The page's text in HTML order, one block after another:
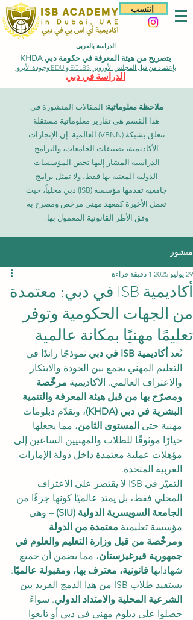
إنتسب
الدراسة بالعربي
بتصريح من هيئة المعرفة في حكومة دبي KHDA
بإعتماد من قبل المجلس الأوروبي ECLBS و EDU وجودة الأيزو
الدراسة في دبي
ملاحظة معلوماتية: المقالات المنشورة في
هذا القسم هي تقارير معلوماتية مستقلة
تتعلق بشبكة (VBNN) العالمية. إن الإنجازات
الأكاديمية، تصنيفات الجامعات، والبرامج
الدراسية المشار إليها تخص المؤسسات
الدولية المعنية بها فقط، ولا تمثل برامج
جامعية تقدمها مؤسسة (ISB) دبي محلياً، حيث
تعمل الأخيرة كمعهد مهني مرخص ومصرح به
وفق الأطر القانونية المعمول بها.
منشور
أكاديمية ISB في دبي: معتمدة
من الجهات الحكومية وتوفر
تعليمًا مهنيًا بمكانة عالمية
29 يوليو 2025 1 دقيقة قراءة
تُعد أكاديمية ISB في دبي
نموذجًا رائدًا في
التعليم المهني يجمع بين الجودة والابتكار
والاعتراف العالمي. الأكاديمية مرخّصة
ومصرّح بها من قبل هيئة المعرفة والتنمية
البشرية في دبي (KHDA)
، وتقدّم دبلومات
مهنية حتى المستوى الثامن، مما يجعلها
خيارًا موثوقًا للطلاب والمهنيين الساعين إلى
مؤهلات عملية معتمدة داخل دولة الإمارات
العربية المتحدة.
التميّز في ISB لا يقتصر على الاعتراف
المحلي فقط، بل يمتد عالميًا كونها جزءًا من
الجامعة السويسرية الدولية (SIU)
– وهي
مؤسسة تعليمية معتمدة من الدولة
ومرخّصة من قبل وزارة التعليم والعلوم في
جمهورية قيرغيزستان، مما يضمن أن جميع
شهاداتها قانونية، معترف بها، ومقبولة عالميًا.
يستفيد طلاب ISB من هذا الدمج الفريد بين
الشرعية المحلية والامتداد الدولي. سواءً
حصلوا على دبلوم مهني في دبي أو تابعوا